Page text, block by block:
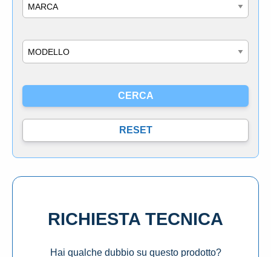
RICHIESTA TECNICA
Hai qualche dubbio su questo prodotto?